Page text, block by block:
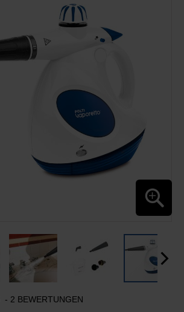
- 2 BEWERTUNGEN